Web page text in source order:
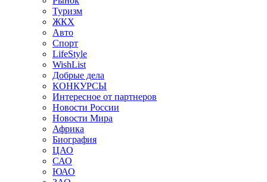
Туризм
ЖКХ
Авто
Спорт
LifeStyle
WishList
Добрые дела
КОНКУРСЫ
Интересное от партнеров
Новости России
Новости Мира
Африка
Биография
ЦАО
САО
ЮАО